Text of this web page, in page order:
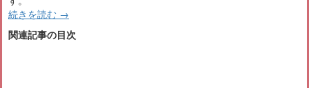
続きを読む →
関連記事の目次